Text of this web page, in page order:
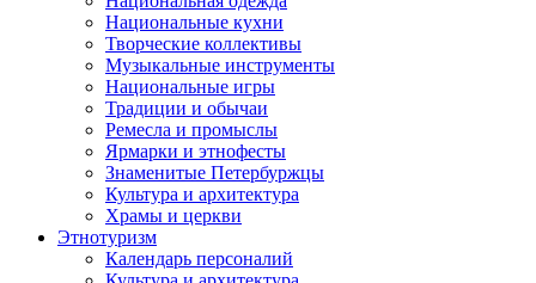
Национальные кухни
Творческие коллективы
Музыкальные инструменты
Национальные игры
Традиции и обычаи
Ремесла и промыслы
Ярмарки и этнофесты
Знаменитые Петербуржцы
Культура и архитектура
Храмы и церкви
Этнотуризм
Календарь персоналий